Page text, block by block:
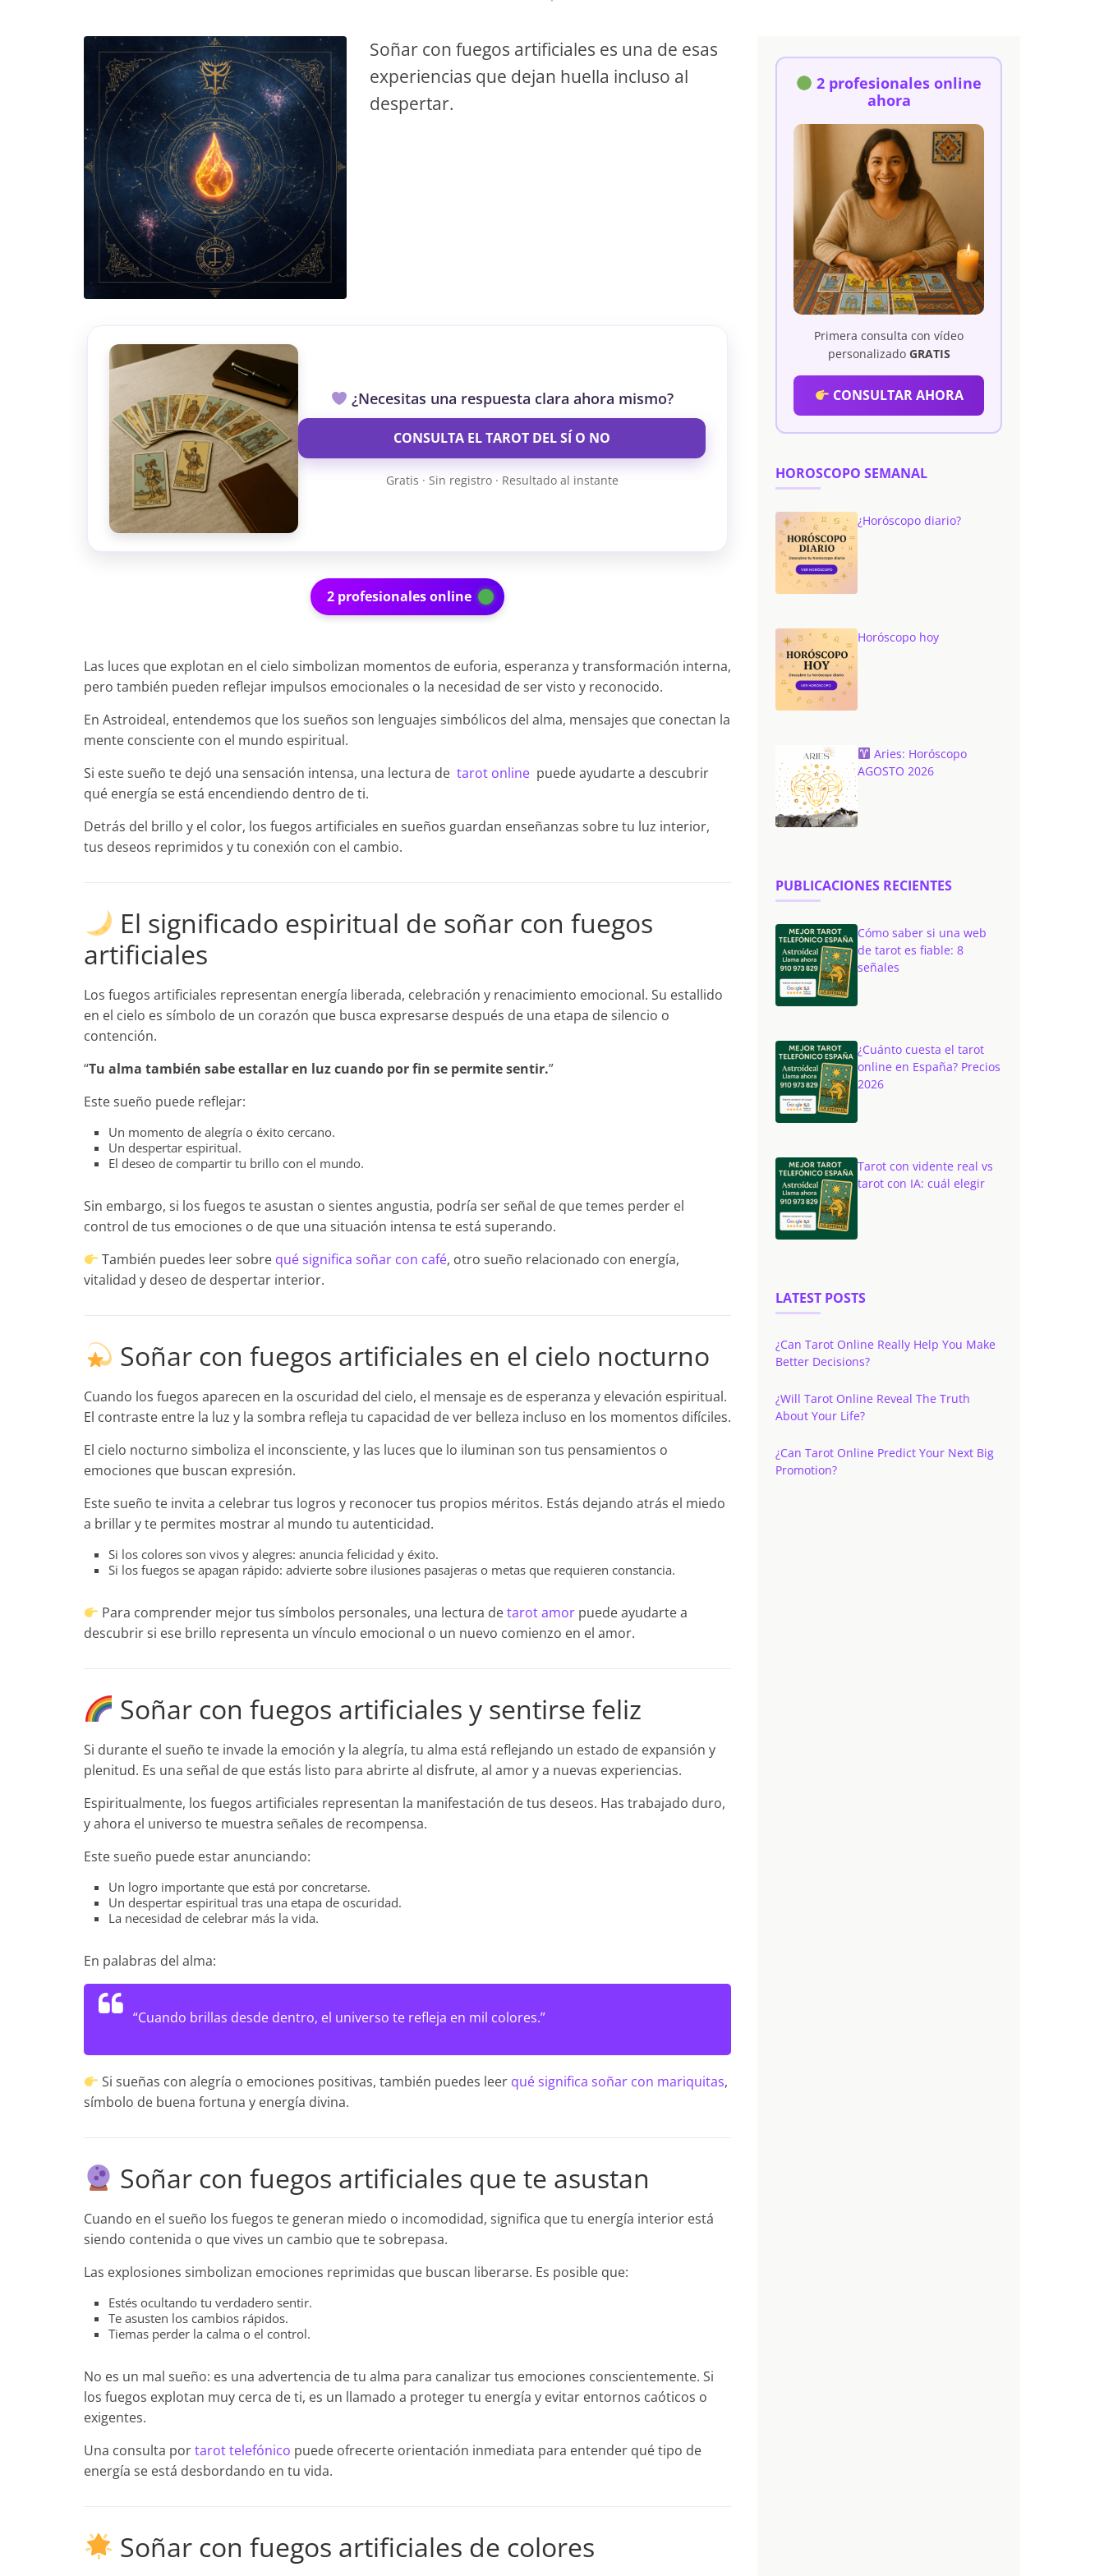
Soñar con fuegos artificiales es una de esas
experiencias que dejan huella incluso al
despertar.
¿Necesitas una respuesta clara ahora mismo?
CONSULTA EL TAROT DEL SÍ O NO
Gratis · Sin registro · Resultado al instante
2 profesionales online
Las luces que explotan en el cielo simbolizan momentos de euforia, esperanza y transformación interna,
pero también pueden reflejar impulsos emocionales o la necesidad de ser visto y reconocido.
En Astroideal, entendemos que los sueños son lenguajes simbólicos del alma, mensajes que conectan la
mente consciente con el mundo espiritual.
Si este sueño te dejó una sensación intensa, una lectura de tarot online puede ayudarte a descubrir
qué energía se está encendiendo dentro de ti.
Detrás del brillo y el color, los fuegos artificiales en sueños guardan enseñanzas sobre tu luz interior,
tus deseos reprimidos y tu conexión con el cambio.
El significado espiritual de soñar con fuegos
artificiales
Los fuegos artificiales representan energía liberada, celebración y renacimiento emocional. Su estallido
en el cielo es símbolo de un corazón que busca expresarse después de una etapa de silencio o
contención.
“Tu alma también sabe estallar en luz cuando por fin se permite sentir.”
Este sueño puede reflejar:
Un momento de alegría o éxito cercano.
Un despertar espiritual.
El deseo de compartir tu brillo con el mundo.
Sin embargo, si los fuegos te asustan o sientes angustia, podría ser señal de que temes perder el
control de tus emociones o de que una situación intensa te está superando.
También puedes leer sobre qué significa soñar con café, otro sueño relacionado con energía,
vitalidad y deseo de despertar interior.
Soñar con fuegos artificiales en el cielo nocturno
Cuando los fuegos aparecen en la oscuridad del cielo, el mensaje es de esperanza y elevación espiritual.
El contraste entre la luz y la sombra refleja tu capacidad de ver belleza incluso en los momentos difíciles.
El cielo nocturno simboliza el inconsciente, y las luces que lo iluminan son tus pensamientos o
emociones que buscan expresión.
Este sueño te invita a celebrar tus logros y reconocer tus propios méritos. Estás dejando atrás el miedo
a brillar y te permites mostrar al mundo tu autenticidad.
Si los colores son vivos y alegres: anuncia felicidad y éxito.
Si los fuegos se apagan rápido: advierte sobre ilusiones pasajeras o metas que requieren constancia.
Para comprender mejor tus símbolos personales, una lectura detarot amor puede ayudarte a
descubrir si ese brillo representa un vínculo emocional o un nuevo comienzo en el amor.
Soñar con fuegos artificiales y sentirse feliz
Si durante el sueño te invade la emoción y la alegría, tu alma está reflejando un estado de expansión y
plenitud. Es una señal de que estás listo para abrirte al disfrute, al amor y a nuevas experiencias.
Espiritualmente, los fuegos artificiales representan la manifestación de tus deseos. Has trabajado duro,
y ahora el universo te muestra señales de recompensa.
Este sueño puede estar anunciando:
Un logro importante que está por concretarse.
Un despertar espiritual tras una etapa de oscuridad.
La necesidad de celebrar más la vida.
En palabras del alma:
“Cuando brillas desde dentro, el universo te refleja en mil colores.”
Si sueñas con alegría o emociones positivas, también puedes leer qué significa soñar con mariquitas,
símbolo de buena fortuna y energía divina.
Soñar con fuegos artificiales que te asustan
Cuando en el sueño los fuegos te generan miedo o incomodidad, significa que tu energía interior está
siendo contenida o que vives un cambio que te sobrepasa.
Las explosiones simbolizan emociones reprimidas que buscan liberarse. Es posible que:
Estés ocultando tu verdadero sentir.
Te asusten los cambios rápidos.
Tiemas perder la calma o el control.
No es un mal sueño: es una advertencia de tu alma para canalizar tus emociones conscientemente. Si
los fuegos explotan muy cerca de ti, es un llamado a proteger tu energía y evitar entornos caóticos o
exigentes.
Una consulta portarot telefónico puede ofrecerte orientación inmediata para entender qué tipo de
energía se está desbordando en tu vida.
Soñar con fuegos artificiales de colores
2 profesionales online
ahora
Primera consulta con vídeo
personalizado GRATIS
CONSULTAR AHORA
HOROSCOPO SEMANAL
¿Horóscopo diario?
Horóscopo hoy
Aries: Horóscopo
AGOSTO 2026
PUBLICACIONES RECIENTES
Cómo saber si una web
de tarot es fiable: 8
señales
¿Cuánto cuesta el tarot
online en España? Precios
2026
Tarot con vidente real vs
tarot con IA: cuál elegir
LATEST POSTS
¿Can Tarot Online Really Help You Make
Better Decisions?
¿Will Tarot Online Reveal The Truth
About Your Life?
¿Can Tarot Online Predict Your Next Big
Promotion?